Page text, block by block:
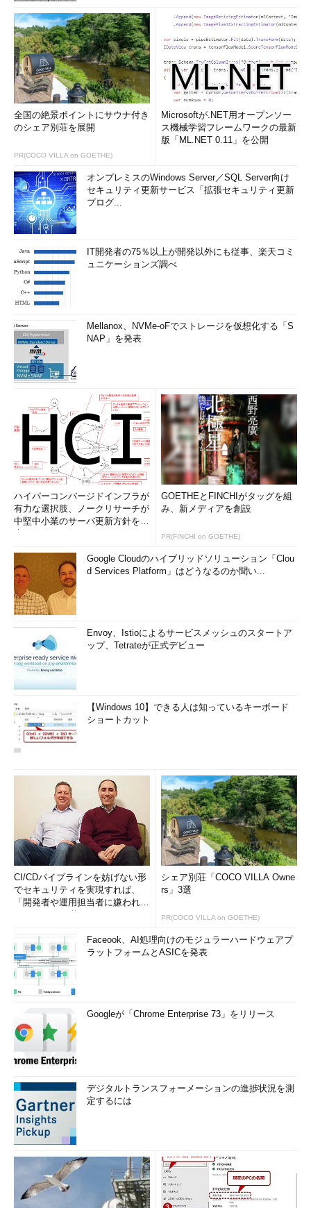
全国の絶景ポイントにサウナ付き
のシェア別荘を展開
PR(COCO VILLA on GOETHE)
Microsoftが.NET用オープンソー
ス機械学習フレームワークの最新
版「ML.NET 0.11」を公開
オンプレミスのWindows Server／SQL Server向け
セキュリティ更新サービス「拡張セキュリティ更新
プログ...
IT開発者の75％以上が開発以外にも従事、楽天コミ
ュニケーションズ調べ
Mellanox、NVMe-oFでストレージを仮想化する「S
NAP」を発表
ハイパーコンバージドインフラが
有力な選択肢、ノークリサーチが
中堅中小業のサーバ更新方針を調
GOETHEとFINCHIがタッグを組
み、新メディアを創設
PR(FINCHI on GOETHE)
Google Cloudのハイブリッドソリューション「Clou
d Services Platform」はどうなるのか聞い...
Envoy、Istioによるサービスメッシュのスタートア
ップ、Tetrateが正式デビュー
【Windows 10】できる人は知っているキーボード
ショートカット
CI/CDパイプラインを妨げない形
でセキュリティを実現すれば、
「開発者や運用担当者に嫌われな
シェア別荘「COCO VILLA Owne
rs」3選
PR(COCO VILLA on GOETHE)
Faceook、AI処理向けのモジュラーハードウェアプ
ラットフォームとASICを発表
Googleが「Chrome Enterprise 73」をリリース
デジタルトランスフォーメーションの進捗状況を測
定するには